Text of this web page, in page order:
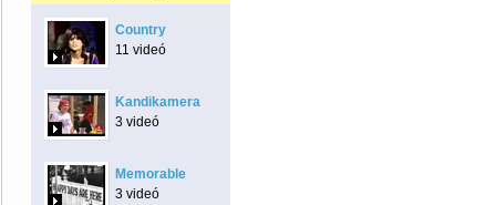
Country
11 videó
Kandikamera
3 videó
Memorable
3 videó